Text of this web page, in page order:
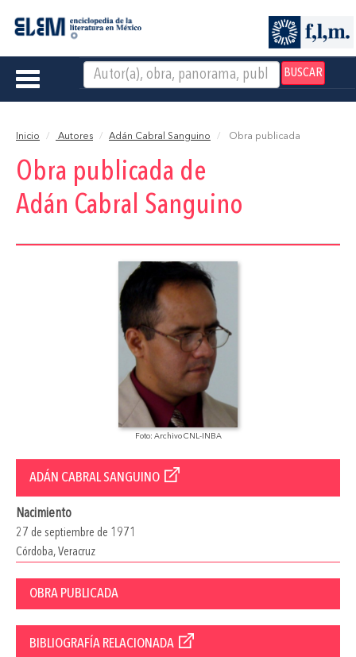
BUSCAR
Toggle
Inicio Autores Adán Cabral Sanguino Obra publicada
Obra publicada de
Adán Cabral Sanguino
Foto: Archivo CNL-INBA
ADÁN CABRAL SANGUINO
Nacimiento
27 de septiembre de 1971
Córdoba, Veracruz
OBRA PUBLICADA
BIBLIOGRAFÍA RELACIONADA